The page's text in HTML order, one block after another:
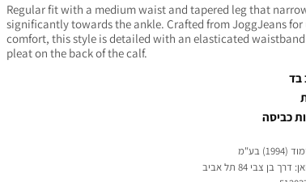
Regular fit with a medium waist and tapered leg that
significantly towards the ankle. Crafted from JoggJeans
comfort, this style is detailed with an elasticated
pleat on the back of the calf.
בד
כביסה
בע"מ
בן צבי 84 תל אביב